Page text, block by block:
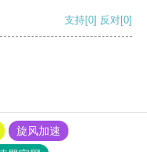
支持[0] 反对[0]
旋风加速